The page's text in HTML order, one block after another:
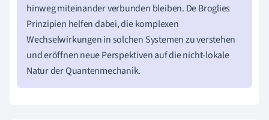
hinweg miteinander verbunden bleiben. De Broglies
Prinzipien helfen dabei, die komplexen
Wechselwirkungen in solchen Systemen zu verstehen
und eröffnen neue Perspektiven auf die nicht-lokale
Natur der Quantenmechanik.